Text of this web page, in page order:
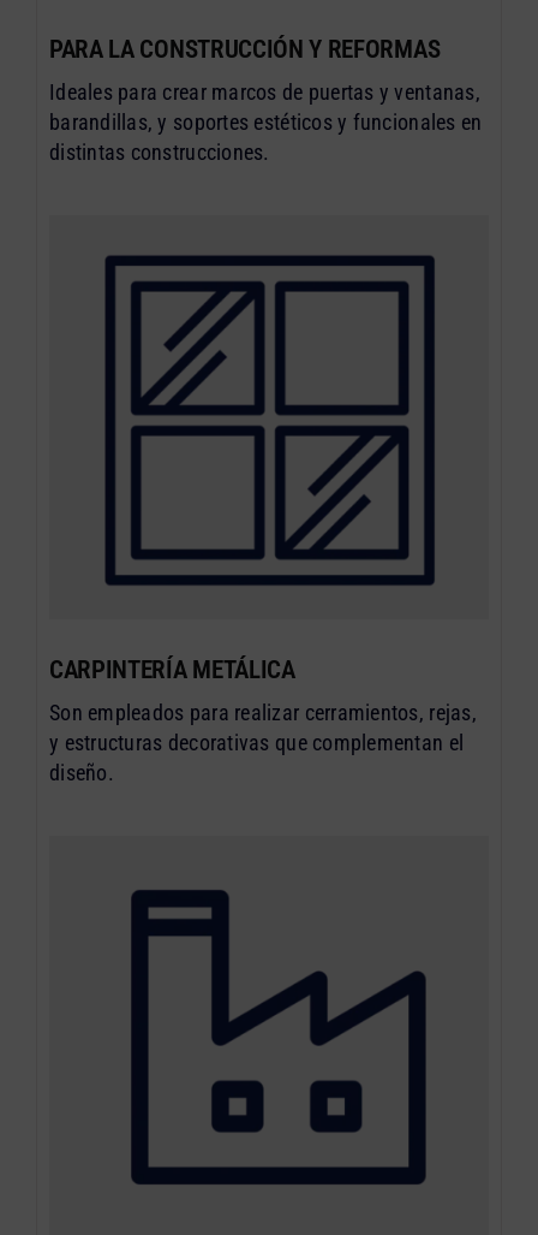
PARA LA CONSTRUCCIÓN Y REFORMAS
Ideales para crear marcos de puertas y ventanas,
barandillas, y soportes estéticos y funcionales en
distintas construcciones.
CARPINTERÍA METÁLICA
Son empleados para realizar cerramientos, rejas,
y estructuras decorativas que complementan el
diseño.